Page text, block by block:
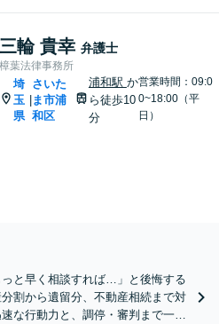
三輪 貴幸 弁護士
樟葉法律事務所
埼
玉
県
さいた
ま市浦
和区
浦和駅 か
ら徒歩10
分
営業時間：09:0
0~18:00（平
日）
っと早く相談すれば…」と後悔する
割から遺留分、不動産相続まで対
な行動力と、調停・審判まで一貫